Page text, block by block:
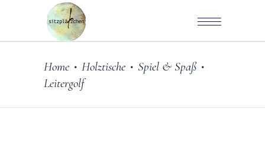
Home • Holztische • Spiel & Spaß •
Leitergolf